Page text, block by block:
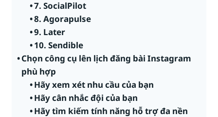
7. SocialPilot
8. Agorapulse
9. Later
10. Sendible
Chọn công cụ lên lịch đăng bài Instagram
phù hợp
Hãy xem xét nhu cầu của bạn
Hãy cân nhắc đội của bạn
Hãy tìm kiếm tính năng hỗ trợ đa nền